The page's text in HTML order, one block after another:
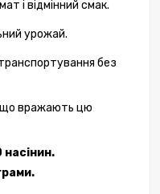
і відмінний смак.
урожай.
без
що вражають цю
насінин.